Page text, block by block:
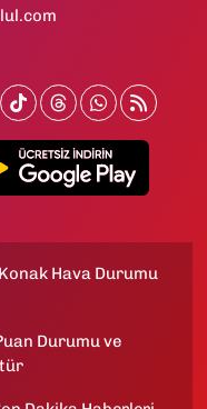
Konak Hava Durumu
Durumu ve